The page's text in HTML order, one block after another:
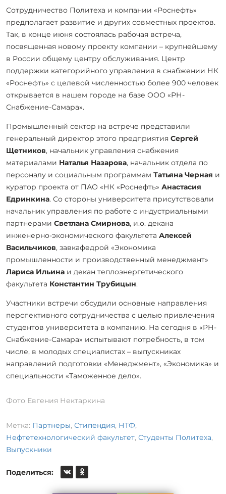
Сотрудничество Политеха и компании «Роснефть»
предполагает развитие и других совместных проектов.
Так, в конце июня состоялась рабочая встреча,
посвященная новому проекту компании – крупнейшему
в России общему центру обслуживания. Центр
поддержки категорийного управления в снабжении НК
«Роснефть» с целевой численностью более 900 человек
открывается в нашем городе на базе ООО «РН-
Снабжение-Самара».
Промышленный сектор на встрече представили
генеральный директор этого предприятия Сергей
Щетников, начальник управления снабжения
материалами Наталья Назарова, начальник отдела по
персоналу и социальным программам Татьяна Черная и
куратор проекта от ПАО «НК «Роснефть» Анастасия
Едринкина. Со стороны университета присутствовали
начальник управления по работе с индустриальными
партнерами Светлана Смирнова, и.о. декана
инженерно-экономического факультета Алексей
Васильчиков, завкафедрой «Экономика
промышленности и производственный менеджмент»
Лариса Ильина и декан теплоэнергетического
факультета Константин Трубицын.
Участники встречи обсудили основные направления
перспективного сотрудничества с целью привлечения
студентов университета в компанию. На сегодня в «РН-
Снабжение-Самара» испытывают потребность, в том
числе, в молодых специалистах – выпускниках
направлений подготовки «Менеджмент», «Экономика» и
специальности «Таможенное дело».
Фото Евгения Нектаркина
Метка: Партнеры, Стипендия, НТФ,
Нефтетехнологический факультет, Студенты Политеха,
Выпускники
Поделиться: